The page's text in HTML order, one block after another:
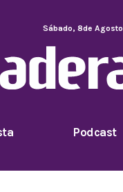
Sábado, 8de Agosto
Podcast